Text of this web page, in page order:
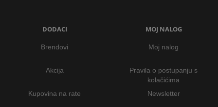
DODACI
Brendovi
Akcija
Kupovina na rate
MOJ NALOG
Moj nalog
Pravila o postupanju s
kolačićima
Newsletter